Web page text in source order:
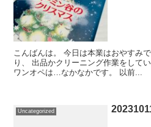
こんばんは。 今日は本業はおやすみ
り、 出品かクリーニング作業をして
ワンオペは…なかなかです。 以前...
Uncategorized